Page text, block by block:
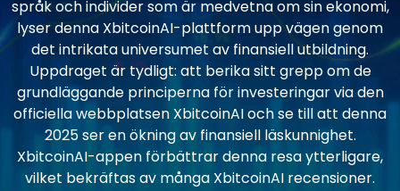
språk och individer som är medvetna om sin ekonomi,
lyser denna XbitcoinAI-plattform upp vägen genom
det intrikata universumet av finansiell utbildning.
Uppdraget är tydligt: att berika sitt grepp om de
grundläggande principerna för investeringar via den
officiella webbplatsen XbitcoinAI och se till att denna
2025 ser en ökning av finansiell läskunnighet.
XbitcoinAI-appen förbättrar denna resa ytterligare,
vilket bekräftas av många XbitcoinAI recensioner.